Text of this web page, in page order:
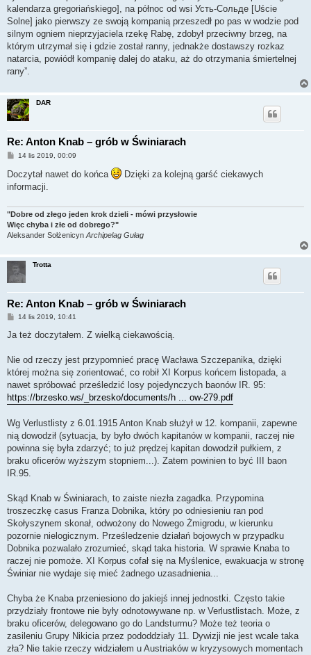
kalendarza gregoriańskiego], na północ od wsi Усть-Сольде [Uście
Solne] jako pierwszy ze swoją kompanią przeszedł po pas w wodzie pod
silnym ogniem nieprzyjaciela rzekę Rabę, zdobył przeciwny brzeg, na
którym utrzymał się i gdzie został ranny, jednakże dostawszy rozkaz
natarcia, powiódł kompanię dalej do ataku, aż do otrzymania śmiertelnej
rany”.
DAR
Re: Anton Knab – grób w Świniarach
P
s
t
14 lis 2019, 00:09
Doczytał nawet do końca
Dzięki za kolejną garść ciekawych
informacji.
"Dobre od złego jeden krok dzieli - mówi przysłowie
Więc chyba i złe od dobrego?"
Aleksander Sołżenicyn Archipelag Gułag
Trotta
Re: Anton Knab – grób w Świniarach
P
s
14 lis 2019, 10:41
Ja też doczytałem. Z wielką ciekawością.
Nie od rzeczy jest przypomnieć pracę Wacława Szczepanika, dzięki
której można się zorientować, co robił XI Korpus końcem listopada, a
nawet spróbować prześledzić losy pojedynczych baonów IR. 95:
https://brzesko.ws/_brzesko/documents/h ... ow-279.pdf
Wg Verlustlisty z 6.01.1915 Anton Knab służył w 12. kompanii, zapewne
nią dowodził (sytuacja, by było dwóch kapitanów w kompanii, raczej nie
powinna się była zdarzyć; to już prędzej kapitan dowodził pułkiem, z
braku oficerów wyższym stopniem...). Zatem powinien to być III baon
IR.95.
Skąd Knab w Świniarach, to zaiste niezła zagadka. Przypomina
troszeczkę casus Franza Dobnika, który po odniesieniu ran pod
Skołyszynem skonał, odwożony do Nowego Żmigrodu, w kierunku
pozornie nielogicznym. Prześledzenie działań bojowych w przypadku
Dobnika pozwalało zrozumieć, skąd taka historia. W sprawie Knaba to
raczej nie pomoże. XI Korpus cofał się na Myślenice, ewakuacja w stronę
Świniar nie wydaje się mieć żadnego uzasadnienia...
Chyba że Knaba przeniesiono do jakiejś innej jednostki. Często takie
przydziały frontowe nie były odnotowywane np. w Verlustlistach. Może, z
braku oficerów, delegowano go do Landsturmu? Może też teoria o
zasileniu Grupy Nikicia przez pododdziały 11. Dywizji nie jest wcale taka
zła? Nie takie rzeczy widziałem u Austriaków w kryzysowych momentach